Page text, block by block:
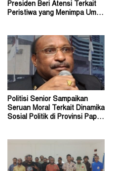
Presiden Beri Atensi Terkait
Peristiwa yang Menimpa Umat
Politisi Senior Sampaikan
Seruan Moral Terkait Dinamika
Sosial Politik di Provinsi Papua